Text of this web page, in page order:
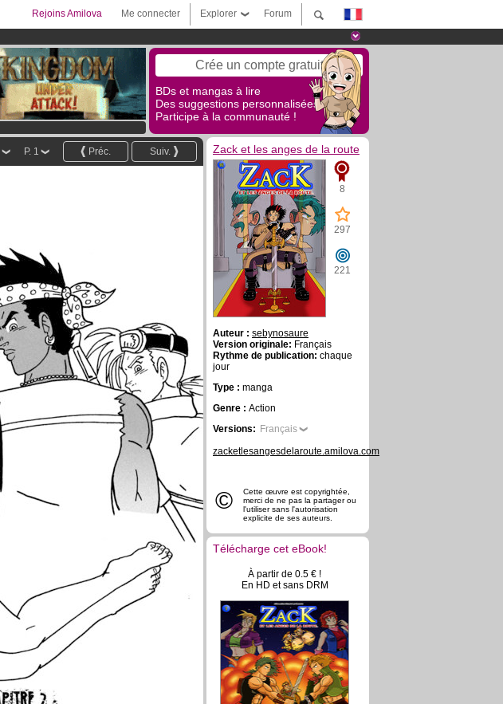
Forum
Explorer
Me connecter
Rejoins Amilova
Crée un compte gratuit
BDs et mangas à lire
Des suggestions personnalisées !
Participe à la communauté !
Suiv.
Préc.
P. 1 Zack et les anges de la route
8
297
221
Auteur : sebynosaure
Version originale: Français
Rythme de publication: chaque
jour
Type : manga
Genre : Action
Versions: Français
zacketlesangesdelaroute.amilova.com
©
Cette œuvre est copyrightée,
merci de ne pas la partager ou
l'utiliser sans l'autorisation
explicite de ses auteurs.
Télécharge cet eBook!
À partir de 0.5 € !
En HD et sans DRM